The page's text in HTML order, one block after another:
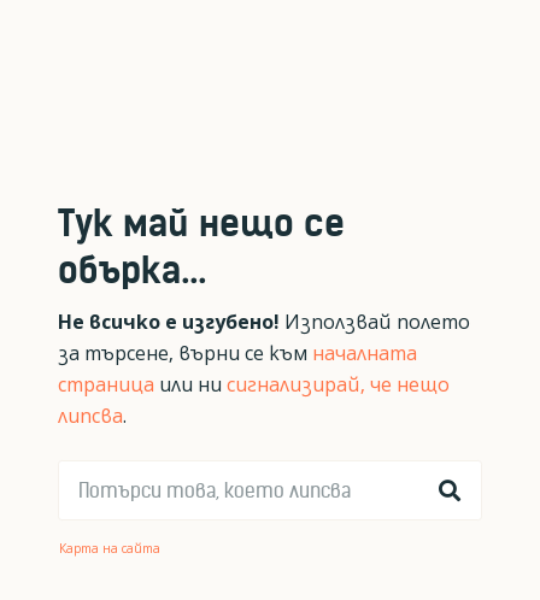
Тук май нещо се
обърка...
Не всичко е изгубено! Използвай полето
за търсене, върни се към началната
страница или ни сигнализирай, че нещо
липсва.
Карта на сайта